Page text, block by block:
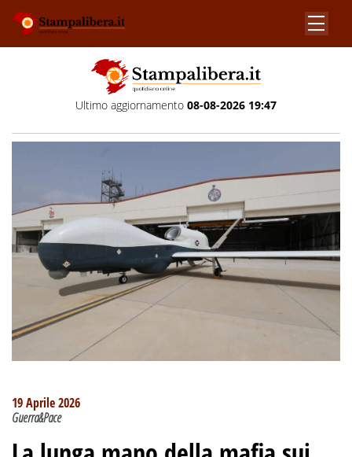
Ultimo aggiornamento 08-08-2026 19:47
19 Aprile 2026
Guerra&Pace